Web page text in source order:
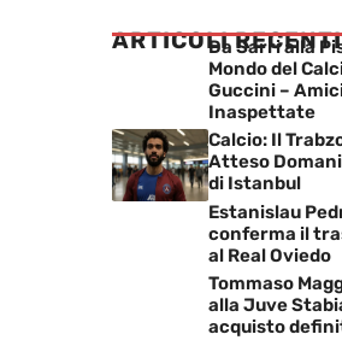
ARTICOLI RECENTI
Da Sarri alla
Mondo del
Guccini –
Inaspettate
Calcio: Il
Atteso
di Istanbul
Estanislau
conferma il
al Real Oviedo
Tommaso
alla Juve
acquisto